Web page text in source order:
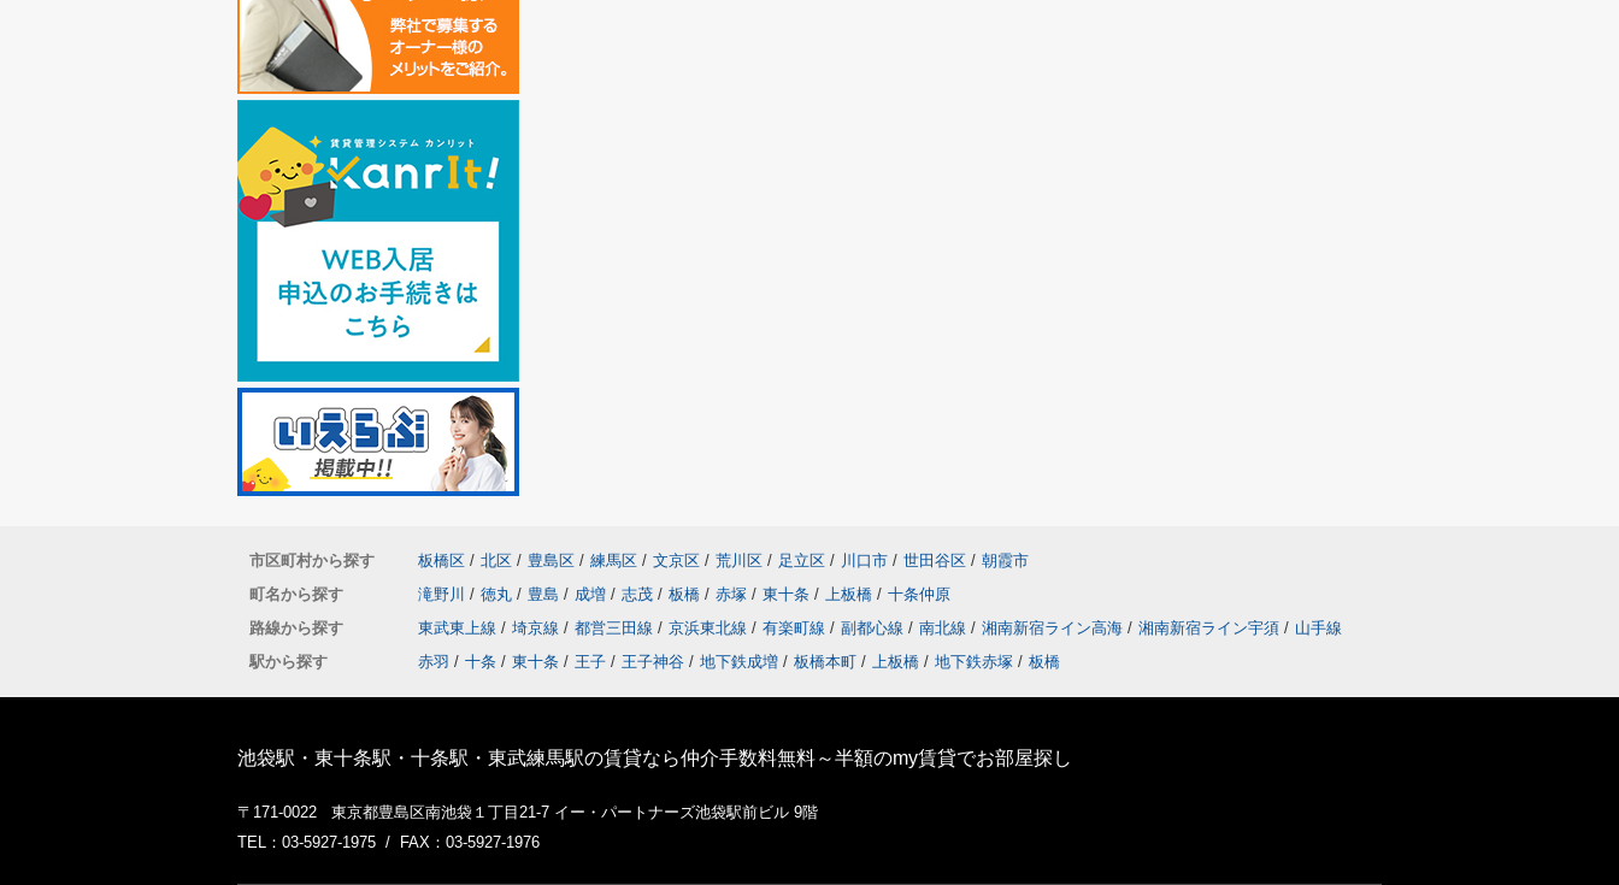
市区町村から探す 板橋区 / 北区 / 豊島区 / 練馬区 / 文京区 / 荒川区 / 足立区 / 川口市 / 世田谷区 / 朝霞市
町名から探す
滝野川 / 徳丸 / 豊島 / 成増 / 志茂 / 板橋 / 赤塚 / 東十条 / 上板橋 / 十条仲原
路線から探す
東武東上線 / 埼京線 / 都営三田線 / 京浜東北線 / 有楽町線 / 副都心線 / 南北線 / 湘南新宿ライン高海 / 湘南新宿ライン宇須 / 山手線
駅から探す
赤羽 / 十条 / 東十条 / 王子 / 王子神谷 / 地下鉄成増 / 板橋本町 / 上板橋 / 地下鉄赤塚 / 板橋
池袋駅・東十条駅・十条駅・東武練馬駅の賃貸なら仲介手数料無料～半額のmy賃貸でお部屋探し
〒171-0022 東京都豊島区南池袋１丁目21-7 イー・パートナーズ池袋駅前ビル 9階
TEL：03-5927-1975 / FAX：03-5927-1976